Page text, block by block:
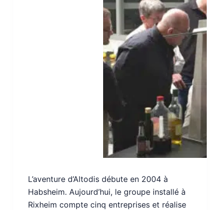
L’aventure d’Altodis débute en 2004 à
Habsheim. Aujourd’hui, le groupe installé à
Rixheim compte cinq entreprises et réalise